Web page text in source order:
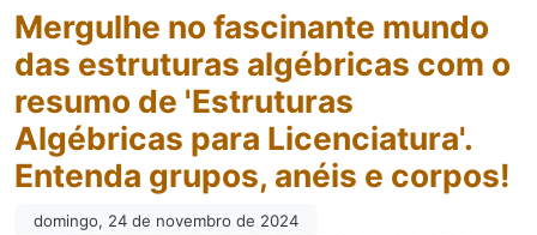
Mergulhe no fascinante mundo
das estruturas algébricas com o
resumo de 'Estruturas
Algébricas para Licenciatura'.
Entenda grupos, anéis e corpos!
domingo, 24 de novembro de 2024